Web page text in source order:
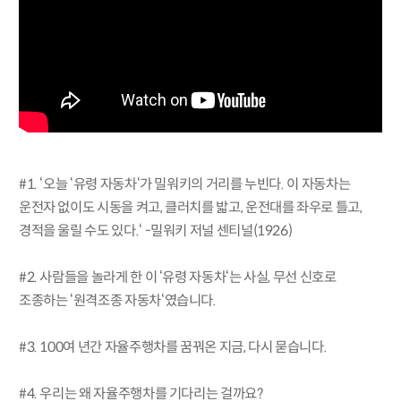
#1. ‘오늘 ‘유령 자동차‘가 밀워키의 거리를 누빈다. 이 자동차는
운전자 없이도 시동을 켜고, 클러치를 밟고, 운전대를 좌우로 틀고,
경적을 울릴 수도 있다.‘ -밀워키 저널 센티널(1926)
#2. 사람들을 놀라게 한 이 ‘유령 자동차‘는 사실, 무선 신호로
조종하는 ‘원격조종 자동차‘였습니다.
#3. 100여 년간 자율주행차를 꿈꿔온 지금, 다시 묻습니다.
#4. 우리는 왜 자율주행차를 기다리는 걸까요?